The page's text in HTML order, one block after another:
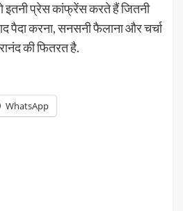
इतनी प्रेस कांफ्रेंस करते हैं जितनी
पैदा करना, सनसनी फैलाना और चर्चा
की फितरत है.
WhatsApp